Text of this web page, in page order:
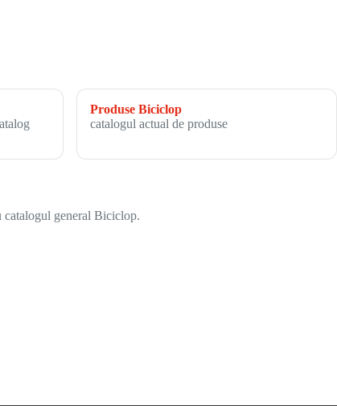
Produse Biciclop
catalogul actual de produse
catalogul general Biciclop.